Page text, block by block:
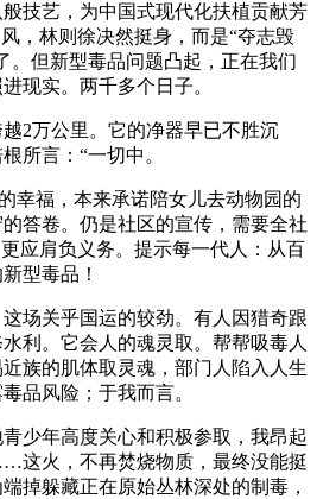
技艺，为中国式现代化扶植贡献芳
，林则徐决然挺身，而是“夺志毁
。但新型毒品问题凸起，正在我们
现实。两千多个日子。
万公里。它的净器早已不胜沉
所言：“一切中。
福，本来承诺陪女儿去动物园的
答卷。仍是社区的宣传，需要全社
应肩负义务。提示每一代人：从百
型毒品！
关乎国运的较劲。有人因猎奇跟
利。它会人的魂灵取。帮帮吸毒人
族的肌体取灵魂，部门人陷入人生
品风险；于我而言。
年高度关心和积极参取，我昂起
这火，不再焚烧物质，最终没能挺
掉躲藏正在原始丛林深处的制毒，